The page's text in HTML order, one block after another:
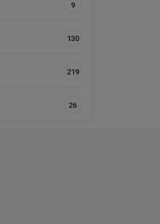
9
130
219
26